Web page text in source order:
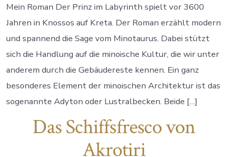
schon
einmal
etwas
von
einem
„Adyton“
gehört?
Mein Roman Der Prinz im Labyrinth spielt vor 3600
Jahren in Knossos auf Kreta. Der Roman erzählt modern
und spannend die Sage vom Minotaurus. Dabei stützt
sich die Handlung auf die minoische Kultur, die wir unter
anderem durch die Gebäudereste kennen. Ein ganz
besonderes Element der minoischen Architektur ist das
sogenannte Adyton oder Lustralbecken. Beide […]
Das Schiffsfresco von
Akrotiri